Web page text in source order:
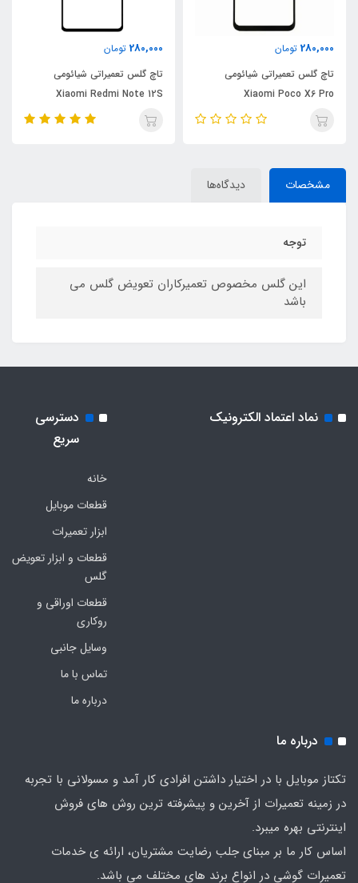
280,000 تومان
تاچ گلس تعمیراتی شیائومی
Xiaomi Poco X6 Pro
280,000 تومان
تاچ گلس تعمیراتی شیائومی
Xiaomi Redmi Note 12S
مشخصات دیدگاه‌ها
توجه
این گلس مخصوص تعمیرکاران تعویض گلس می
باشد
نماد اعتماد الکترونیک
دسترسی
سریع
خانه
قطعات موبایل
ابزار تعمیرات
قطعات و ابزار تعویض
گلس
قطعات اوراقی و
روکاری
وسایل جانبی
تماس با ما
درباره ما
درباره ما
تکتاز موبایل با در اختیار داشتن افرادی کار آمد و مسولانی با تجربه
در زمینه تعمیرات از آخرین و پیشرفته ترین روش های فروش
اینترنتی بهره میبرد.
اساس کار ما بر مبنای جلب رضایت مشتریان، ارائه ی خدمات
تعمیرات گوشی در انواع برند های مختلف می باشد.